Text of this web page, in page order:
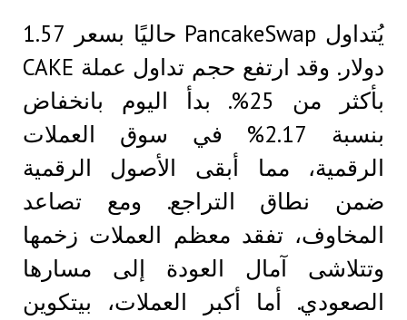
يُتداول PancakeSwap حاليًا بسعر 1.57
دولار. وقد ارتفع حجم تداول عملة CAKE
بأكثر من 25%. بدأ اليوم بانخفاض
بنسبة 2.17% في سوق العملات
الرقمية، مما أبقى الأصول الرقمية
ضمن نطاق التراجع. ومع تصاعد
المخاوف، تفقد معظم العملات زخمها
وتتلاشى آمال العودة إلى مسارها
الصعودي. أما أكبر العملات، بيتكوين